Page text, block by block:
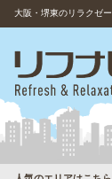
大阪・堺東のリラクゼ